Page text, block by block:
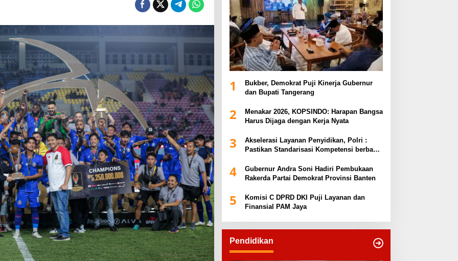
1
Bukber, Demokrat Puji Kinerja Gubernur
dan Bupati Tangerang
2
Menakar 2026, KOPSINDO: Harapan Bangsa
Harus Dijaga dengan Kerja Nyata
3
Akselerasi Layanan Penyidikan, Polri :
Pastikan Standarisasi Kompetensi berbasis
4
Gubernur Andra Soni Hadiri Pembukaan
Rakerda Partai Demokrat Provinsi Banten
5
Komisi C DPRD DKI Puji Layanan dan
Finansial PAM Jaya
Pendidikan